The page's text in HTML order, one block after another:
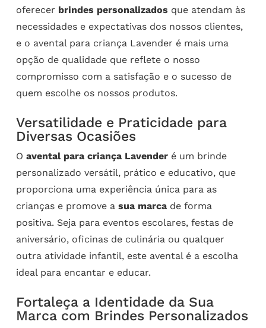
oferecer brindes personalizados que atendam às
necessidades e expectativas dos nossos clientes,
e o avental para criança Lavender é mais uma
opção de qualidade que reflete o nosso
compromisso com a satisfação e o sucesso de
quem escolhe os nossos produtos.
Versatilidade e Praticidade para
Diversas Ocasiões
O avental para criança Lavenderé um brinde
personalizado versátil, prático e educativo, que
proporciona uma experiência única para as
crianças e promove a sua marcade forma
positiva. Seja para eventos escolares, festas de
aniversário, oficinas de culinária ou qualquer
outra atividade infantil, este avental é a escolha
ideal para encantar e educar.
Fortaleça a Identidade da Sua
Marca com Brindes Personalizados